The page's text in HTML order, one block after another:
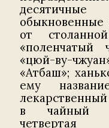
обыкновенные
от
«поленчатый
«цюй-ву-
«Атбаш»;
ему
лекарственный
в чайный